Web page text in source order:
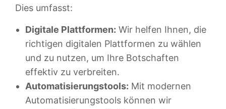
Dies umfasst:
Digitale Plattformen: Wir helfen Ihnen, die
richtigen digitalen Plattformen zu wählen
und zu nutzen, um Ihre Botschaften
effektiv zu verbreiten.
Automatisierungstools: Mit modernen
Automatisierungstools können wir